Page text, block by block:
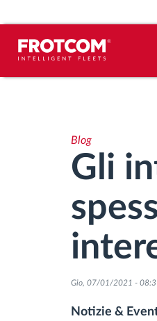
Analisi dello
Gestione
Controllo
Blog
Gli
Gio, 07/01/2021 -
Notizie &